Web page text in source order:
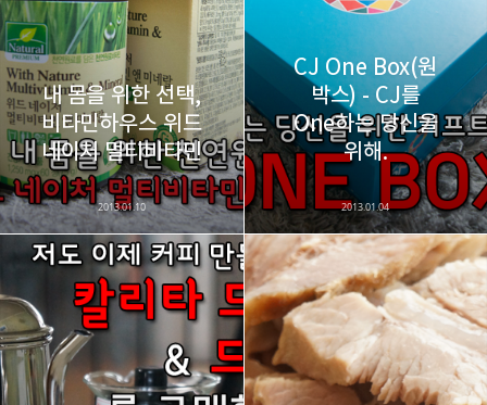
구독하기
카카오스토리 밴드 네이버 블로그
내 몸을 위한 선택,
비타민하우스 위드
네이처 멀티비타민
2013.01.10
CJ One Box(원
박스) - CJ를
One하는 당신을
위해.
2013.01.04